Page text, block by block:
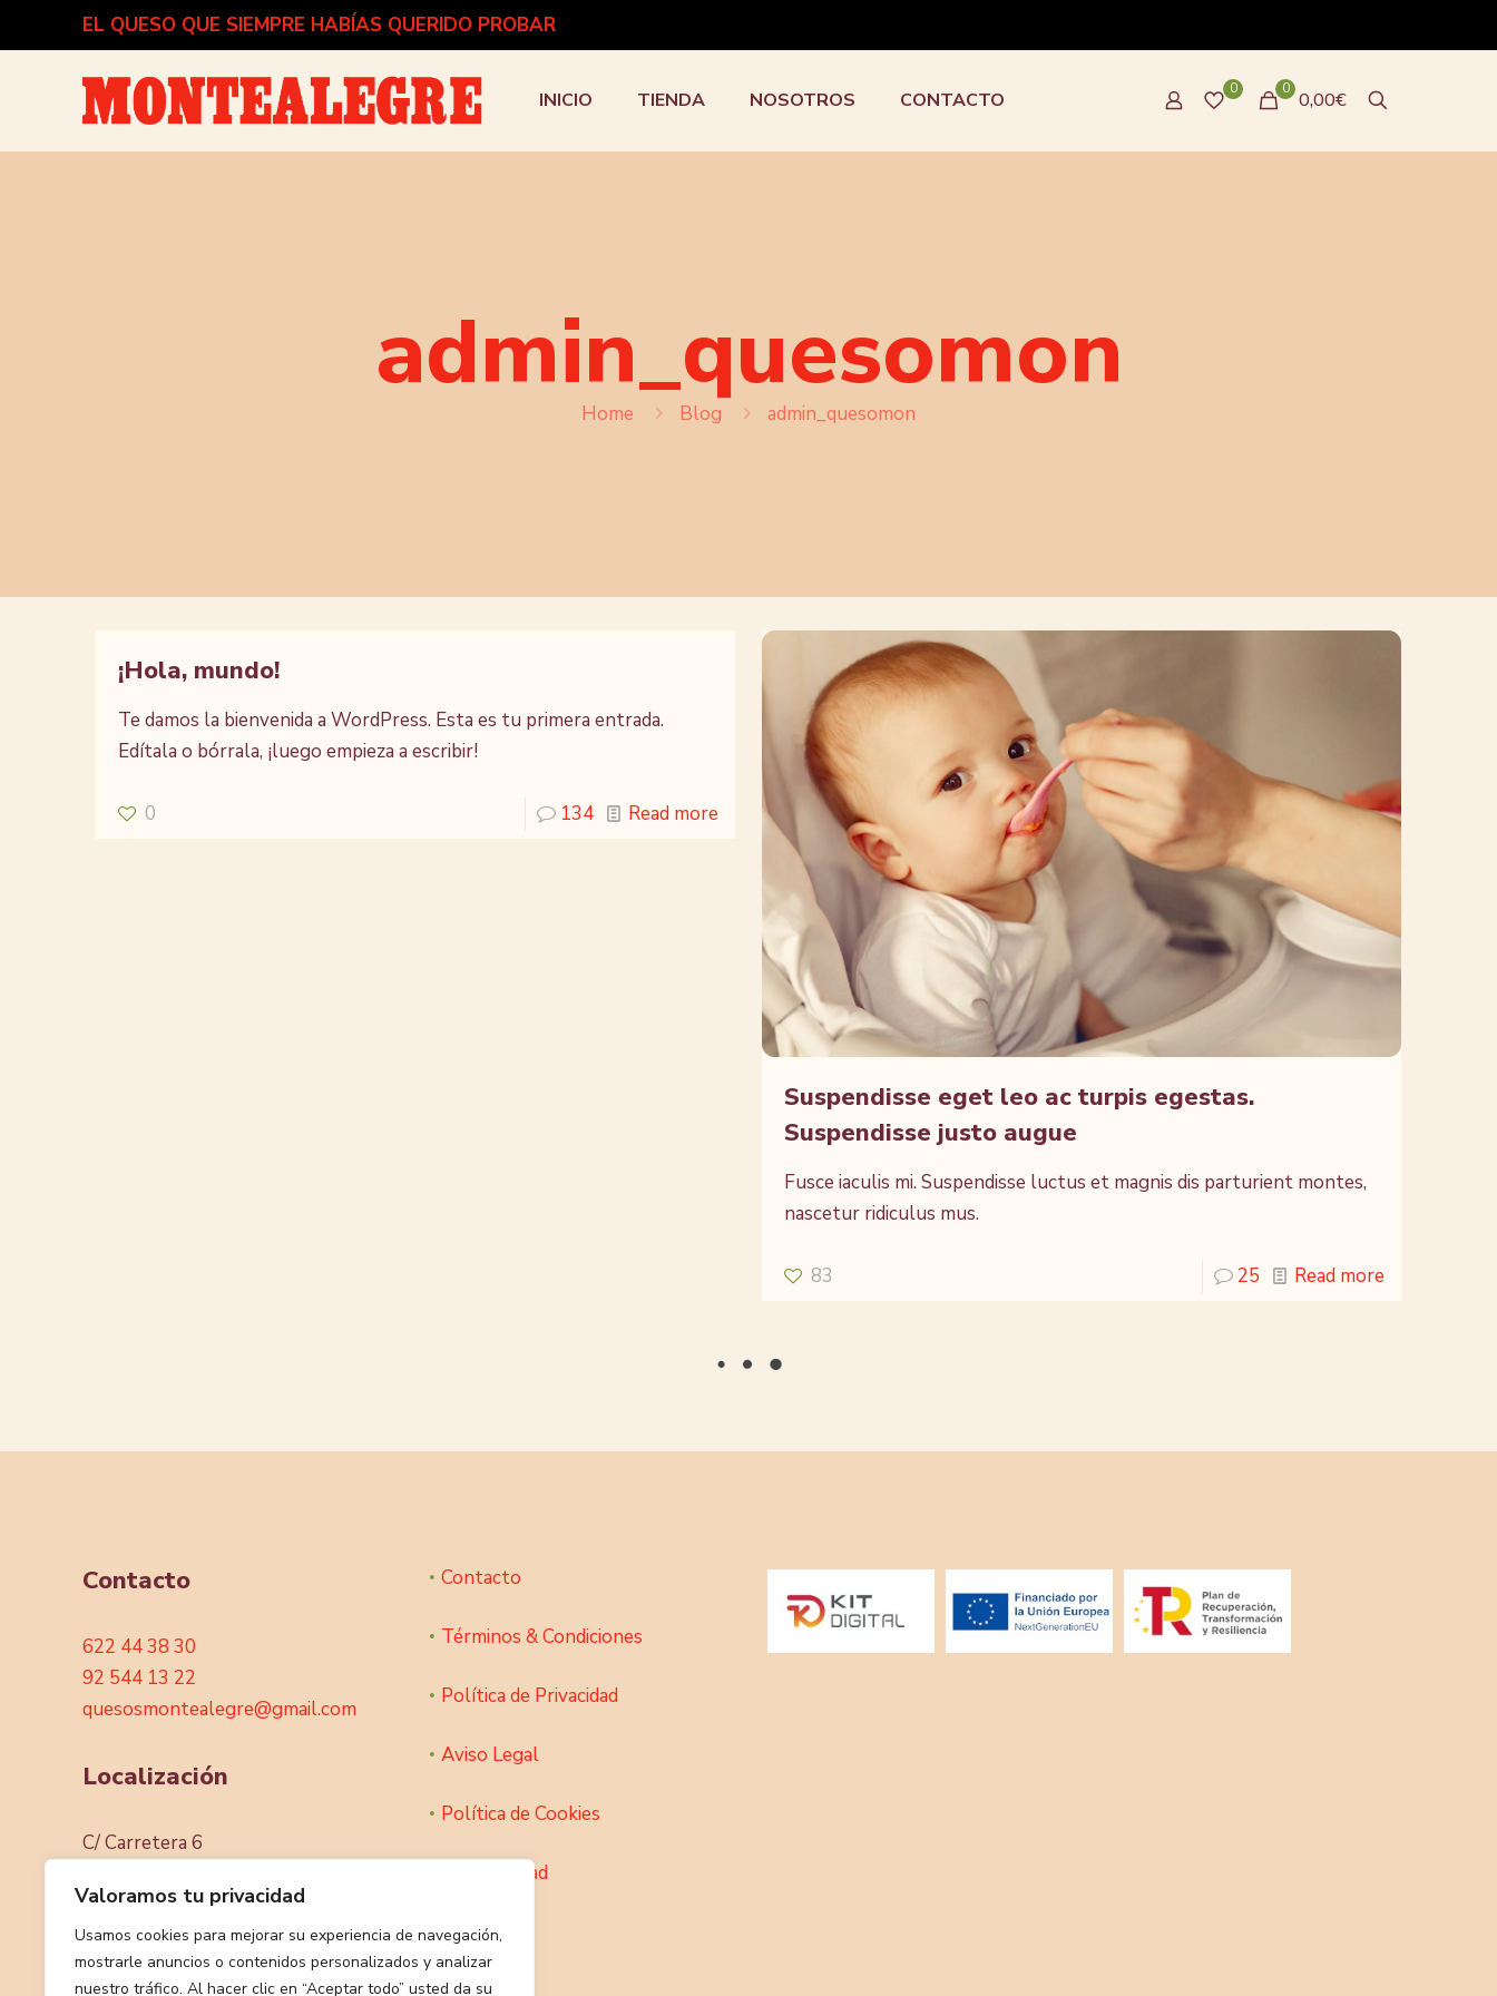
Valoramos tu privacidad
Usamos cookies para mejorar su experiencia de navegación,
mostrarle anuncios o contenidos personalizados y analizar
nuestro tráfico. Al hacer clic en “Aceptar todo” usted da su
EL QUESO QUE SIEMPRE HABÍAS QUERIDO PROBAR
INICIO TIENDA NOSOTROS CONTACTO 0 0 0,00€
admin_quesomon
Home Blog admin_quesomon
¡Hola, mundo!
Te damos la bienvenida a WordPress. Esta es tu primera entrada.
Edítala o bórrala, ¡luego empieza a escribir!
0 134 Read more
Suspendisse eget leo ac turpis egestas.
Suspendisse justo augue
Fusce iaculis mi. Suspendisse luctus et magnis dis parturient montes,
nascetur ridiculus mus.
83 25 Read more
Etiam semper, quam nibh ut aliquet feugiat dui,
Nam dui aliquam iaculis et, justo. Sed vehicula lectus. Vestibulum
tempus. Morbi fermentum sed, aliquet vulputate, odio et orci sit amet
magna.